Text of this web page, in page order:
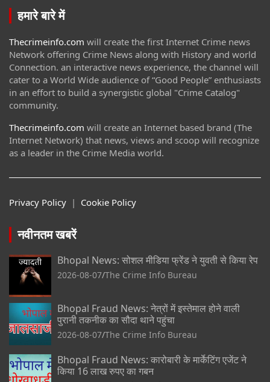
हमारे बारे में
Thecrimeinfo.com will create the first Internet Crime news
Network offering Crime News along with History and world
Connection. an interactive news experience, the channel will
cater to a World Wide audience of “Good People” enthusiasts
in an effort to build a synergistic global "Crime Catalog"
community.
Thecrimeinfo.com will create an Internet based brand (The
Internet Network) that news, views and scoop will recognize
as a leader in the Crime Media world.
Privacy Policy | Cookie Policy
नवीनतम खबरें
Bhopal News: सोशल मीडिया फ्रेंड ने युवती से किया रेप
2026-08-07 The Crime Info Bureau
Bhopal Fraud News: नेत्रों में इस्तेमाल होने वाली
पुरानी तकनीक का सौदा थाने पहुंचा
2026-08-07 The Crime Info Bureau
Bhopal Fraud News: कारोबारी के मार्केटिंग एजेंट ने
किया 16 लाख रुपए का गबन